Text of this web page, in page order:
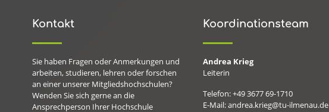
Kontakt
Sie haben Fragen oder Anmerkungen und
arbeiten, studieren, lehren oder forschen
an einer unserer Mitgliedshochschulen?
Wenden Sie sich gerne an die
Ansprechperson Ihrer Hochschule
Koordinationsteam
Andrea Krieg
Leiterin
Telefon: +49 3677 69-1710
E-Mail: andrea.krieg@tu-ilmenau.de